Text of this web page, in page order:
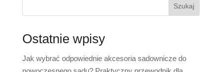
Szukaj
Ostatnie wpisy
Jak wybrać odpowiednie akcesoria sadownicze do